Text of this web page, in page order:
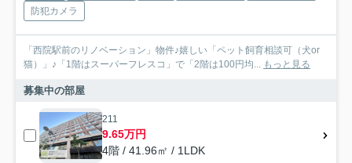
防犯カメラ
「西院駅前のリノベーション」物件♪嬉しい「ペット飼育相談可（犬or
猫）」♪「1階はスーパーフレスコ」で「2階は100円均... もっと見る
募集中の部屋
211
9.65万円
4階 / 41.96㎡ / 1LDK